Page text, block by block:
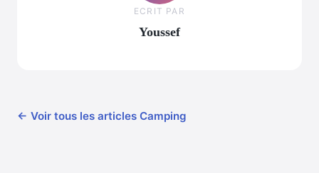
ECRIT PAR
Youssef
← Voir tous les articles Camping